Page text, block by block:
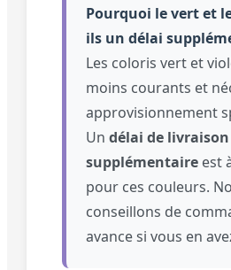
Pourquoi le vert et
ils un délai
Les coloris vert et
moins courants et
approvisionnement
Un délai de livraison
supplémentaireest
pour ces couleurs.
conseillons de
avance si vous en